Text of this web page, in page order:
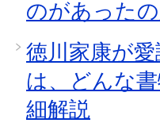
のがあった
徳川家康が
は、どんな
細解説